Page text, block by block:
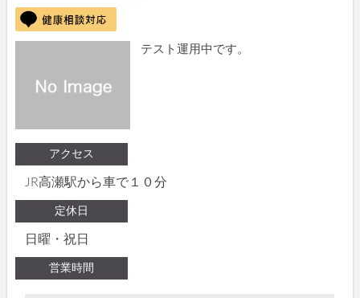
テスト運用中です。
アクセス
JR高瀬駅から車で１０分
定休日
日曜・祝日
営業時間